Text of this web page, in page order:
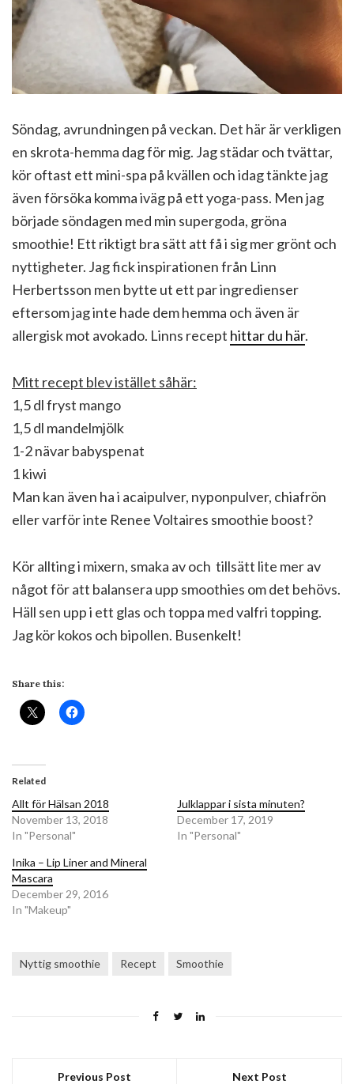
Söndag, avrundningen på veckan. Det här är verkligen
en skrota-hemma dag för mig. Jag städar och tvättar,
kör oftast ett mini-spa på kvällen och idag tänkte jag
även försöka komma iväg på ett yoga-pass. Men jag
började söndagen med min supergoda, gröna
smoothie! Ett riktigt bra sätt att få i sig mer grönt och
nyttigheter. Jag fick inspirationen från Linn
Herbertsson men bytte ut ett par ingredienser
eftersom jag inte hade dem hemma och även är
allergisk mot avokado. Linns recept hittar du här.
Mitt recept blev istället såhär:
1,5 dl fryst mango
1,5 dl mandelmjölk
1-2 nävar babyspenat
1 kiwi
Man kan även ha i acaipulver, nyponpulver, chiafrön
eller varför inte Renee Voltaires smoothie boost?
Kör allting i mixern, smaka av och tillsätt lite mer av
något för att balansera upp smoothies om det behövs.
Häll sen upp i ett glas och toppa med valfri topping.
Jag kör kokos och bipollen. Busenkelt!
Share this:
Related
Allt för Hälsan 2018
November 13, 2018
In "Personal"
Julklappar i sista minuten?
December 17, 2019
In "Personal"
Inika – Lip Liner and Mineral
Mascara
December 29, 2016
In "Makeup"
Nyttig smoothie Recept Smoothie
Previous Post Next Post